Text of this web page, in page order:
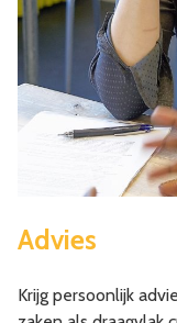
Advies
Krijg persoonlijk